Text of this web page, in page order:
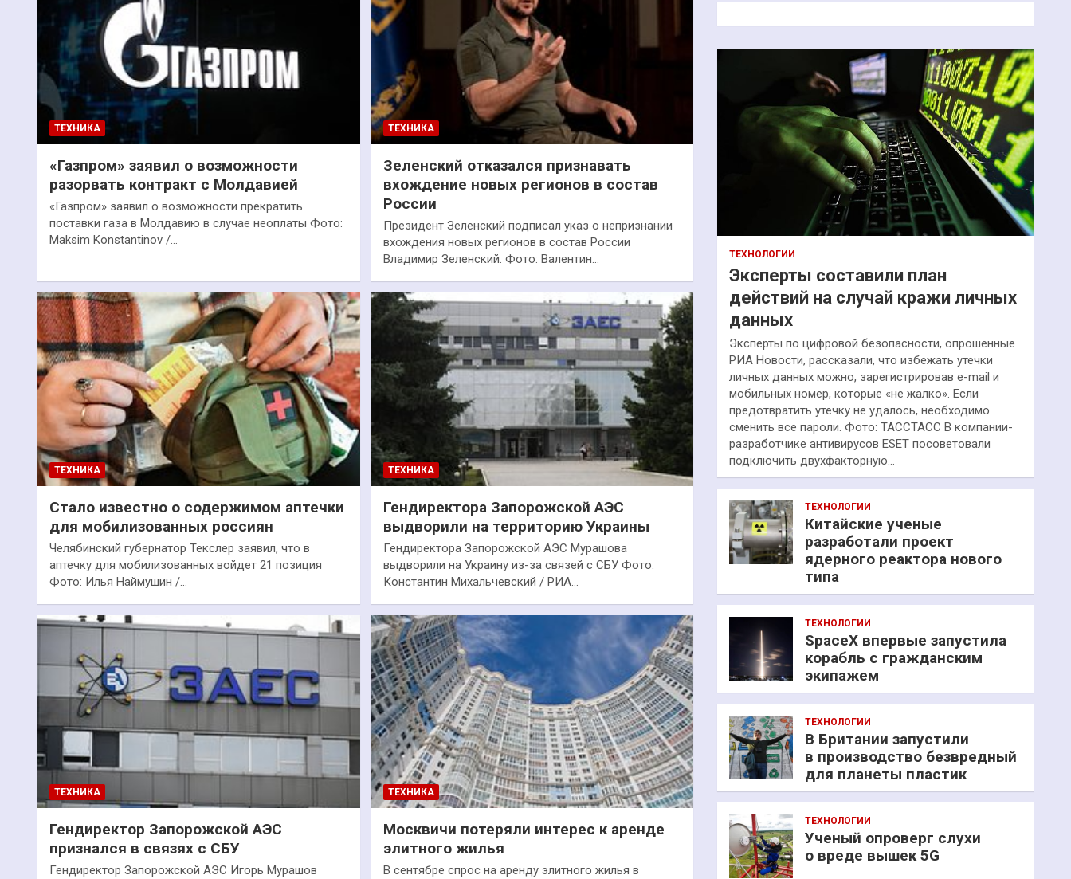
ТЕХНИКА
«Газпром» заявил о возможности
разорвать контракт с Молдавией
«Газпром» заявил о возможности прекратить
поставки газа в Молдавию в случае неоплаты Фото:
Maksim Konstantinov /…
ТЕХНИКА
Зеленский отказался признавать
вхождение новых регионов в состав
России
Президент Зеленский подписал указ о непризнании
вхождения новых регионов в состав России
Владимир Зеленский. Фото: Валентин…
ТЕХНИКА
Стало известно о содержимом аптечки
для мобилизованных россиян
Челябинский губернатор Текслер заявил, что в
аптечку для мобилизованных войдет 21 позиция
Фото: Илья Наймушин /…
ТЕХНИКА
Гендиректора Запорожской АЭС
выдворили на территорию Украины
Гендиректора Запорожской АЭС Мурашова
выдворили на Украину из-за связей с СБУ Фото:
Константин Михальчевский / РИА…
ТЕХНИКА
Гендиректор Запорожской АЭС
признался в связях с СБУ
Гендиректор Запорожской АЭС Игорь Мурашов
ТЕХНИКА
Москвичи потеряли интерес к аренде
элитного жилья
В сентябре спрос на аренду элитного жилья в
к
ТЕХНОЛОГИИ
Эксперты составили план
действий на случай кражи личных
данных
Эксперты по цифровой безопасности, опрошенные
РИА Новости, рассказали, что избежать утечки
личных данных можно, зарегистрировав e-mail и
мобильных номер, которые «не жалко». Если
предотвратить утечку не удалось, необходимо
сменить все пароли. Фото: ТАССТАСС В компании-
разработчике антивирусов ESET посоветовали
подключить двухфакторную…
ТЕХНОЛОГИИ
Китайские ученые
разработали проект
ядерного реактора нового
типа
ТЕХНОЛОГИИ
SpaceX впервые запустила
корабль с гражданским
экипажем
ТЕХНОЛОГИИ
В Британии запустили
в производство безвредный
для планеты пластик
ТЕХНОЛОГИИ
Ученый опроверг слухи
о вреде вышек 5G